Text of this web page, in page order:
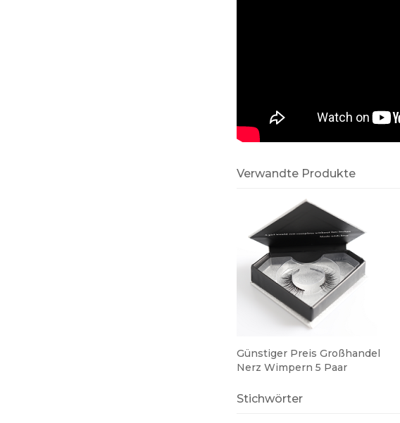
Verwandte Produkte
Günstiger Preis Großhandel
Nerz Wimpern 5 Paar
Synthetische Wimpern
Stichwörter